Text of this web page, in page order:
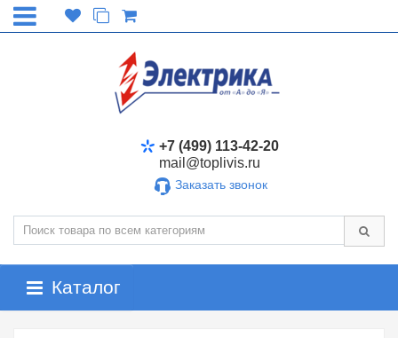
+7 (499) 113-42-20
mail@toplivis.ru
Заказать звонок
Каталог